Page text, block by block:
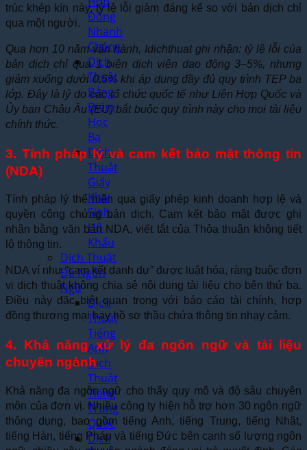
Đồng
Nhanh
Chóng
Dịch
Thuật
Bảng
Điểm
Học
Bạ
Dịch
Thuật
Giấy
Khai
Sinh,
Hộ
Khẩu
Dịch Thuật
Đa Ngôn
Ngữ
Dịch
Thuật
Tiếng
Anh
Dịch
Thuật
Tiếng
Trung
Quốc
Dịch
trúc khép kín này, tỷ lệ lỗi giảm đáng kể so với bản dịch chỉ
qua một người.
Qua hơn 10 năm vận hành, Idichthuat ghi nhận: tỷ lệ lỗi của
bản dịch chỉ qua 1 biên dịch viên dao động 3–5%, nhưng
giảm xuống dưới 0,5% khi áp dụng đầy đủ quy trình TEP ba
lớp. Đây là lý do các tổ chức quốc tế như Liên Hợp Quốc và
Ủy ban Châu Âu (EU) bắt buộc quy trình này cho mọi tài liệu
chính thức.
3. Tính pháp lý và cam kết bảo mật thông tin
(NDA)
Tính pháp lý thể hiện qua giấy phép kinh doanh hợp lệ và
quyền công chứng bản dịch. Cam kết bảo mật được ghi
nhận bằng văn bản NDA, viết tắt của Thỏa thuận không tiết
lộ thông tin.
NDA ví như “cam kết danh dự” được luật hóa, ràng buộc đơn
vị dịch thuật không chia sẻ nội dung tài liệu cho bên thứ ba.
Điều này đặc biệt quan trọng với báo cáo tài chính, hợp
đồng thương mại hay hồ sơ thầu chứa thông tin nhạy cảm.
4. Khả năng xử lý đa ngôn ngữ và tài liệu
chuyên ngành
Khả năng đa ngôn ngữ cho thấy quy mô và độ sâu chuyên
môn của đơn vị. Nhiều công ty hiện hỗ trợ hơn 30 ngôn ngữ
thông dụng, bao gồm tiếng Anh, tiếng Trung, tiếng Nhật,
tiếng Hàn, tiếng Pháp và tiếng Đức bên cạnh số lượng ngôn